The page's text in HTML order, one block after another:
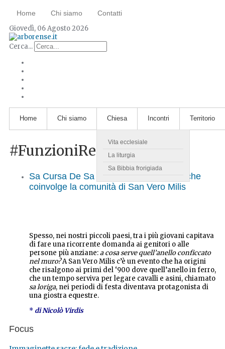
Home Chi siamo Contatti
Giovedì, 06 Agosto 2026
Cerca...
Home Chi siamo Chiesa
Vita ecclesiale
La liturgia
Sa Bibbia frorigiada
Incontri Territorio
#FunzioniReligiose
Sa Cursa De Sa Loriga: una tradizione che
coinvolge la comunità di San Vero Milis
Spesso, nei nostri piccoli paesi, tra i più giovani capitava
di fare una ricorrente domanda ai genitori o alle
persone più anziane:a cosa serve quell’anello conficcato
nel muro?A San Vero Milis c’è un evento che ha origini
che risalgono ai primi del ‘900 dove quell’anello in ferro,
che un tempo serviva per legare cavalli e asini, chiamato
sa loriga, nei periodi di festa diventava protagonista di
una giostra equestre.
* di Nicolò Virdis
Focus